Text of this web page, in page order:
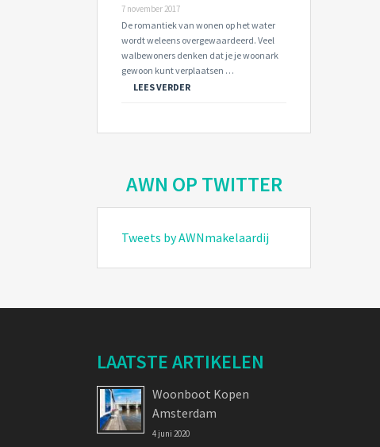
7 november 2017
De romantiek van wonen op het water
wordt weleens overgewaardeerd. Veel
walbewoners denken dat je je woonark
gewoon kunt verplaatsen …
LEES VERDER
AWN OP TWITTER
Tweets by AWNmakelaardij
LAATSTE ARTIKELEN
Woonboot Kopen
Amsterdam
4 juni 2020